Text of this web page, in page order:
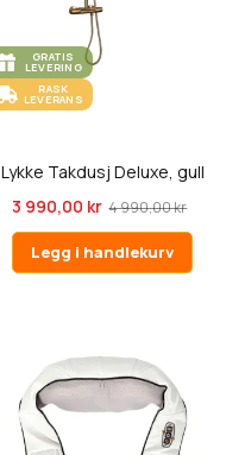
GRATIS
LEVERING
RASK
LEVERANS
Lykke Takdusj Deluxe, gull
3 990,00 kr 4 990,00 kr
Legg i handlekurv